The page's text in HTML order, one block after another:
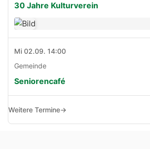
30 Jahre Kulturverein
Mi 02.09. 14:00
Gemeinde
Seniorencafé
Weitere Termine→